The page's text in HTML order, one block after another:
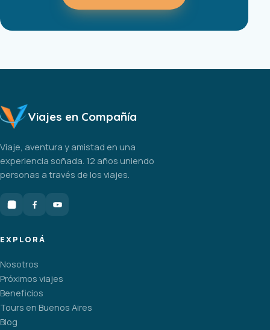
Viajes en Compañía
Viaje, aventura y amistad en una
experiencia soñada. 12 años uniendo
personas a través de los viajes.
EXPLORÁ
Nosotros
Próximos viajes
Beneficios
Tours en Buenos Aires
Blog